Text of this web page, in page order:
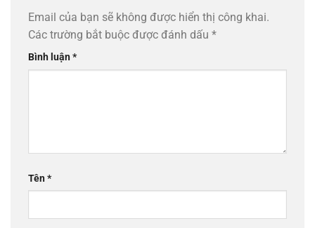
Email của bạn sẽ không được hiển thị công khai.
Các trường bắt buộc được đánh dấu *
Bình luận*
Tên*